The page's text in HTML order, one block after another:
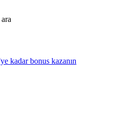
kadar bonus kazanın